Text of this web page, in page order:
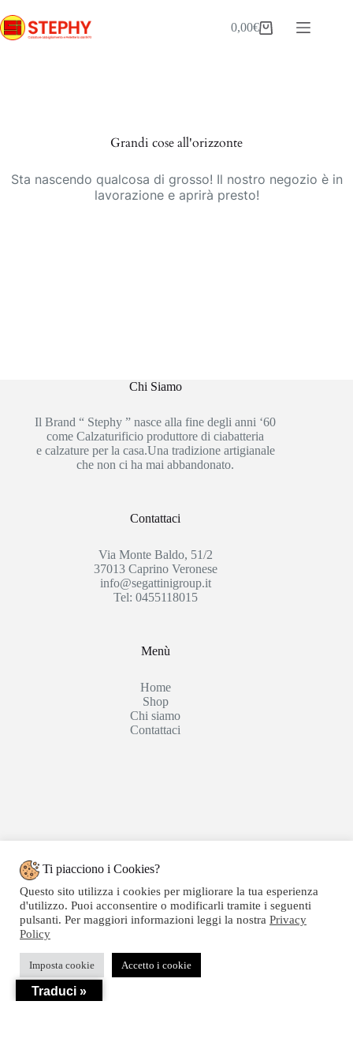
al
contenuto
Carrello
0,00€
Grandi cose all'orizzonte
Sta nascendo qualcosa di grosso! Il nostro negozio è in
lavorazione e aprirà presto!
Chi Siamo
Il Brand “ Stephy ” nasce alla fine degli anni ‘60
come Calzaturificio produttore di ciabatteria
e calzature per la casa.Una tradizione artigianale
che non ci ha mai abbandonato.
Contattaci
Via Monte Baldo, 51/2
37013 Caprino Veronese
info@segattinigroup.it
Tel: 0455118015
Menù
Home
Shop
Chi siamo
Contattaci
Copyright © 2020 SEGATTINI GROUP SRL - Web
powered by Dylog Italia S.p.a. - P.IVA 04550820239
Privacy
Ti piacciono i Cookies?
Questo sito utilizza i cookies per migliorare la tua esperienza
d'utilizzo. Puoi acconsentire o modificarli tramite i seguenti
pulsanti. Per maggiori informazioni leggi la nostra Privacy
Policy
Imposta cookie Accetto i cookie
Traduci »